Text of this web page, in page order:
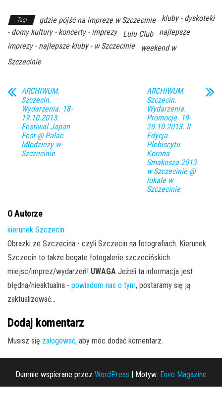
Tagi gdzie pójść na imprezę w Szczecinie
kluby - dyskoteki
- domy kultury - koncerty - imprezy
Lulu Club
najlepsze
imprezy - najlepsze kluby - w Szczecinie
weekend w
Szczecinie
ARCHIWUM.
Szczecin.
Wydarzenia. 18-
19.10.2013.
Festiwal Japan
Fest @ Pałac
Młodzieży w
Szczecinie
ARCHIWUM.
Szczecin.
Wydarzenia.
Promocje. 19-
20.10.2013. II
Edycja
Plebiscytu
Korona
Smakosza 2013
w Szczecinie @
lokale w
Szczecinie
O Autorze
kierunek Szczecin
Obrazki ze Szczecina - czyli Szczecin na fotografiach. Kierunek
Szczecin to także bogate fotogalerie szczecińskich
miejsc/imprez/wydarzeń! UWAGA Jeżeli ta informacja jest
błędna/nieaktualna - powiadom nas o tym, postaramy się ją
zaktualizować...
Dodaj komentarz
Musisz się zalogować, aby móc dodać komentarz.
Dumnie wspierane przez WordPress | Motyw: Envo Magazine